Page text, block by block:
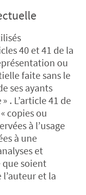
40 et 41 de la
ou
faite sans le
ses ayants
. L’article 41 de
copies ou
à l’usage
à une
et
que soient
et la